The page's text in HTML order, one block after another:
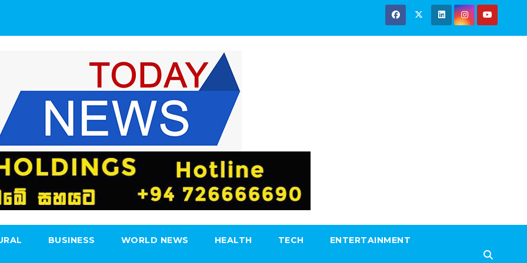
BUSINESS WORLD NEWS HEALTH TECH ENTERTAINMENT